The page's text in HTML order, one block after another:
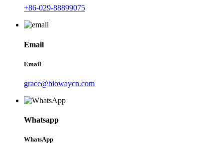
+86-029-88899075
Email
Email
grace@biowaycn.com
Whatsapp
WhatsApp